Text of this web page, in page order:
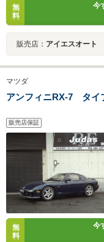
無
料
今
販売店： アイエスオート
マツダ
アンフィニRX-7 タイ
販売店保証
無
料
今